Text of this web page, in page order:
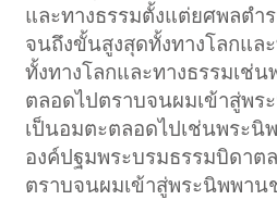
และทางธรรมตั้งแต่ยศพลตำ
จนถึงขั้นสูงสุดทั้งทางโลกแล
ทั้งทางโลกและทางธรรมเช่
ตลอดไปตราบจนผมเข้าสู่พ
เป็นอมตะตลอดไปเช่นพระนิ
องค์ปฐมพระบรมธรรมบิดาต
ตราบจนผมเข้าสู่พระนิพพาน